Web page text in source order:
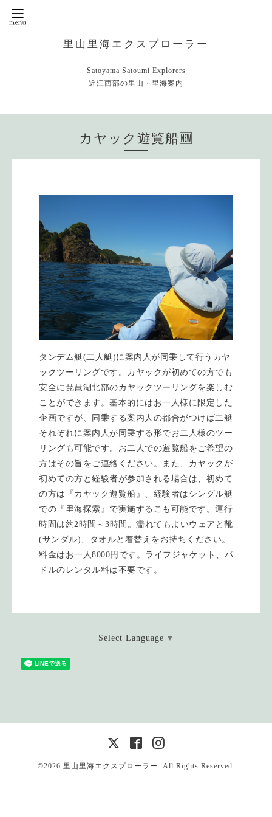
里山里海エクスプローラー
Satoyama Satoumi Explorers
近江西部の里山・里海案内
カヤック遊覧船🆕
タンデム艇(二人艇)に案内人が同乗して行うカヤ
ックツーリングです。カヤックが初めての方でも
安全に琵琶湖北部のカヤックツーリングを楽しむ
ことができます。基本的にはお一人様に限定した
企画ですが、同乗する案内人の都合がつけば二艇
それぞれに案内人が同乗する形でお二人様のツー
リングも可能です。お二人での遊覧船をご希望の
方はその旨をご連絡ください。また、カヤックが
初めての方と経験者が参加される場合は、初めて
の方は『カヤック遊覧船』、経験者はシングル艇
での『里海探索』で実施するこも可能です。運行
時間は約2時間～3時間。濡れてもよいウェアと靴
(サンダル)、タオルと着替えをお持ちください。
料金はお一人8000円です。ライフジャケット、パ
ドルのレンタル料は不要です。
Select Language ▼
©2026 里山里海エクスプローラー . All Rights Reserved.